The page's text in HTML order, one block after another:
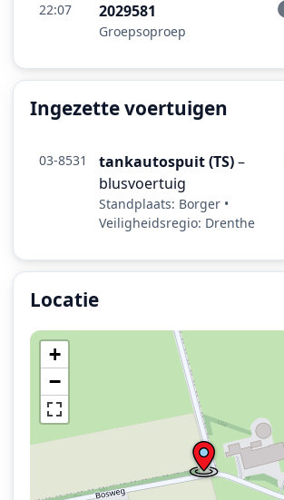
22:07 2029581
Groepsoproep
Ingezette voertuigen
03-8531 tankautospuit (TS)–
blusvoertuig
Standplaats: Borger •
Veiligheidsregio: Drenthe
Locatie
+
−
Locatie van het incident: Bosweg,